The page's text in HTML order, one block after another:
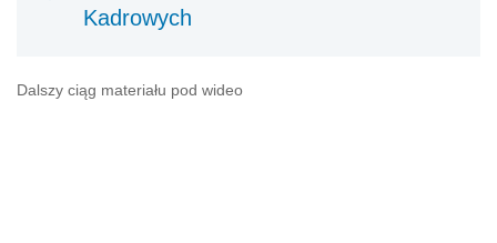
Kadrowych
Dalszy ciąg materiału pod wideo